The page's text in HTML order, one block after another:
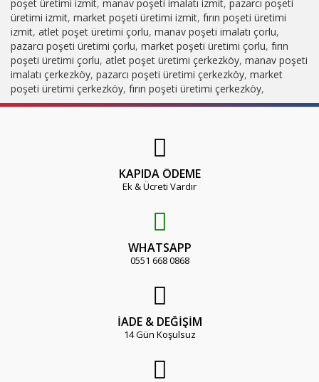
poşet üretimi izmit, manav poşeti imalatı izmit, pazarcı poşeti
üretimi izmit, market poşeti üretimi izmit, fırın poşeti üretimi
izmit, atlet poşet üretimi çorlu, manav poşeti imalatı çorlu,
pazarcı poşeti üretimi çorlu, market poşeti üretimi çorlu, fırın
poşeti üretimi çorlu, atlet poşet üretimi çerkezköy, manav poşeti
imalatı çerkezköy, pazarcı poşeti üretimi çerkezköy, market
poşeti üretimi çerkezköy, fırın poşeti üretimi çerkezköy,
KAPIDA ÖDEME
Ek & Ücreti Vardır
WHATSAPP
0551 668 0868
İADE & DEĞİŞİM
14 Gün Koşulsuz